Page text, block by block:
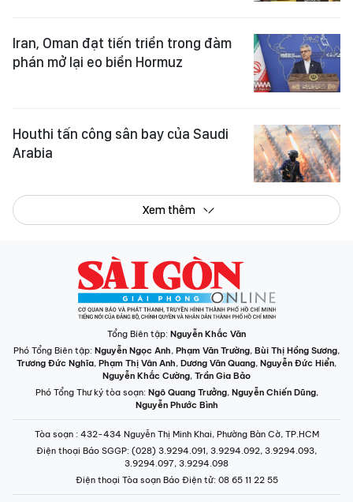
Iran, Oman đạt tiến triển trong đàm
phán mở lại eo biển Hormuz
Houthi tấn công sân bay của Saudi
Arabia
Xem thêm
Tổng Biên tập: Nguyễn Khắc Văn
Phó Tổng Biên tập: Nguyễn Ngọc Anh, Phạm Văn Trường, Bùi Thị Hồng Sương,
Trương Đức Nghĩa, Phạm Thị Vân Anh, Dương Văn Quang, Nguyễn Đức Hiển,
Nguyễn Khắc Cường, Trần Gia Bảo
Phó Tổng Thư ký tòa soạn: Ngô Quang Trưởng, Nguyễn Chiến Dũng,
Nguyễn Phước Bình
Tòa soạn : 432-434 Nguyễn Thị Minh Khai, Phường Bàn Cờ, TP.HCM
Điện thoại Báo SGGP: (028) 3.9294.091, 3.9294.092, 3.9294.093,
3.9294.097, 3.9294.098
Điện thoại Tòa soạn Báo Điện tử: 08 65 11 22 55